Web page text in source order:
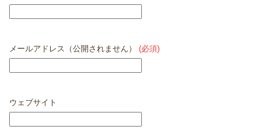
メールアドレス（公開されません） (必須)
ウェブサイト